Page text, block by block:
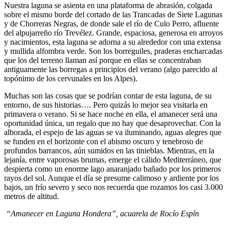
Nuestra laguna se asienta en una plataforma de abrasión, colgada
sobre el mismo borde del cortado de las Trancadas de Siete Lagunas
y de Chorreras Negras, de donde sale el río de Culo Perro, afluente
del alpujarreño río Trevélez. Grande, espaciosa, generosa en arroyos
y nacimientos, esta laguna se adorna a su alrededor con una extensa
y mullida alfombra verde. Son los borreguiles, praderas encharcadas
que los del terreno llaman así porque en ellas se concentraban
antiguamente las borregas a principios del verano (algo parecido al
topónimo de los cervunales en los Alpes).
Muchas son las cosas que se podrían contar de esta laguna, de su
entorno, de sus historias…. Pero quizás lo mejor sea visitarla en
primavera o verano. Si se hace noche en ella, el amanecer será una
oportunidad única, un regalo que no hay que desaprovechar. Con la
alborada, el espejo de las aguas se va iluminando, aguas alegres que
se funden en el horizonte con el abismo oscuro y tenebroso de
profundos barrancos, aún sumidos en las tinieblas. Mientras, en la
lejanía, entre vaporosas brumas, emerge el cálido Mediterráneo, que
despierta como un enorme lago anaranjado bañado por los primeros
rayos del sol. Aunque el día se presume calimoso y ardiente por los
bajos, un frío severo y seco nos recuerda que rozamos los casi 3.000
metros de altitud.
“Amanecer en Laguna Hondera”, acuarela de Rocío Espín